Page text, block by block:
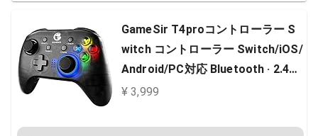
GameSir T4proコントローラー S
witch コントローラー Switch/iOS/
Android/PC対応 Bluetooth · 2.4G
Hz · USB接続可能 ６軸ジャイロセ
（ホルダー付き）
¥ 3,999